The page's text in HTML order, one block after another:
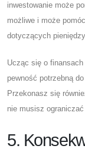
inwestowanie może
możliwe i może
dotyczących
Ucząc się o
pewność potrzebną
Przekonasz się
nie musisz
5.